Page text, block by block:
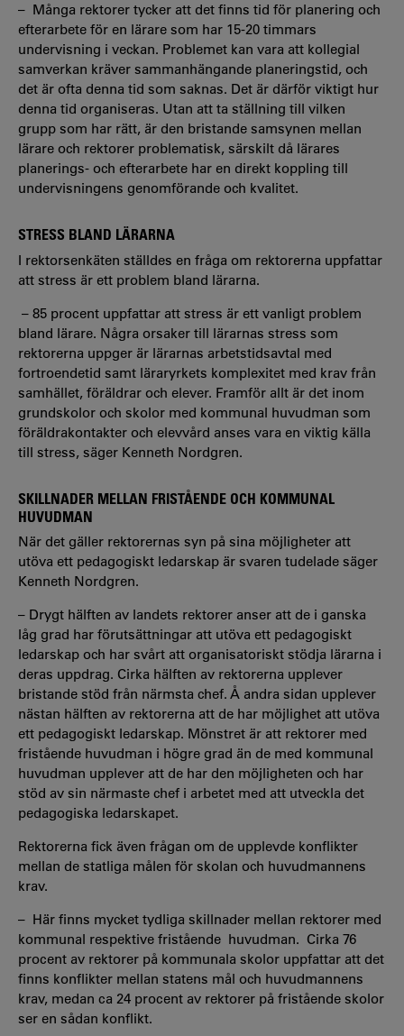
– Många rektorer tycker att det finns tid för planering och
efterarbete för en lärare som har 15-20 timmars
undervisning i veckan. Problemet kan vara att kollegial
samverkan kräver sammanhängande planeringstid, och
det är ofta denna tid som saknas. Det är därför viktigt hur
denna tid organiseras. Utan att ta ställning till vilken
grupp som har rätt, är den bristande samsynen mellan
lärare och rektorer problematisk, särskilt då lärares
planerings- och efterarbete har en direkt koppling till
undervisningens genomförande och kvalitet.
STRESS BLAND LÄRARNA
I rektorsenkäten ställdes en fråga om rektorerna uppfattar
att stress är ett problem bland lärarna.
– 85 procent uppfattar att stress är ett vanligt problem
bland lärare. Några orsaker till lärarnas stress som
rektorerna uppger är lärarnas arbetstidsavtal med
fortroendetid samt läraryrkets komplexitet med krav från
samhället, föräldrar och elever. Framför allt är det inom
grundskolor och skolor med kommunal huvudman som
föräldrakontakter och elevvård anses vara en viktig källa
till stress, säger Kenneth Nordgren.
SKILLNADER MELLAN FRISTÅENDE OCH KOMMUNAL
HUVUDMAN
När det gäller rektorernas syn på sina möjligheter att
utöva ett pedagogiskt ledarskap är svaren tudelade säger
Kenneth Nordgren.
– Drygt hälften av landets rektorer anser att de i ganska
låg grad har förutsättningar att utöva ett pedagogiskt
ledarskap och har svårt att organisatoriskt stödja lärarna i
deras uppdrag. Cirka hälften av rektorerna upplever
bristande stöd från närmsta chef. Å andra sidan upplever
nästan hälften av rektorerna att de har möjlighet att utöva
ett pedagogiskt ledarskap. Mönstret är att rektorer med
fristående huvudman i högre grad än de med kommunal
huvudman upplever att de har den möjligheten och har
stöd av sin närmaste chef i arbetet med att utveckla det
pedagogiska ledarskapet.
Rektorerna fick även frågan om de upplevde konflikter
mellan de statliga målen för skolan och huvudmannens
krav.
– Här finns mycket tydliga skillnader mellan rektorer med
kommunal respektive fristående huvudman. Cirka 76
procent av rektorer på kommunala skolor uppfattar att det
finns konflikter mellan statens mål och huvudmannens
krav, medan ca 24 procent av rektorer på fristående skolor
ser en sådan konflikt.